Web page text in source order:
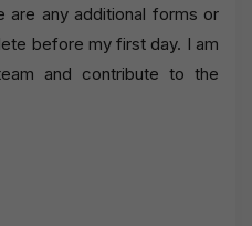
are any additional forms or
before my first day. I am
and contribute to the